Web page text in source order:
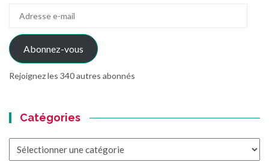
mail
Abonnez-vous
Rejoignez les 340 autres abonnés
Catégories